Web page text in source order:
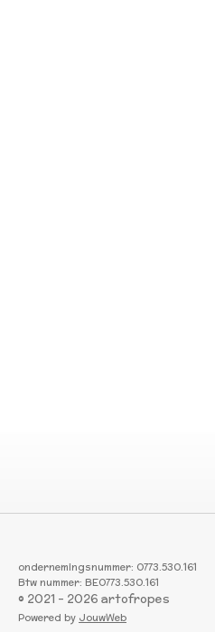
ondernemingsnummer: 0773.530.161
Btw nummer: BE0773.530.161
© 2021 - 2026 artofropes
Powered by JouwWeb